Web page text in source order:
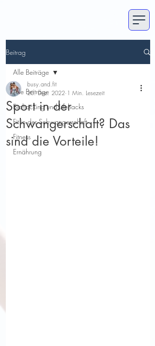
Beitrag
Alle Beiträge
Biohacking und Lifehacks
Fit in der Schwangerschaft
Fitness
Ernährung
Alle Beiträge
Sport in der
Schwangerschaft? Das
sind die Vorteile!
busy.and.fit
20. Dez. 2022 1 Min. Lesezeit